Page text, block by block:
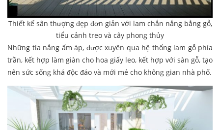
Thiết kế sân thượng đẹp đơn giản với lam chắn nắng bằng gỗ,
tiểu cảnh treo và cây phong thủy
Những tia nắng ấm áp, được xuyên qua hệ thống lam gỗ phía
trần, kết hợp làm giàn cho hoa giấy leo, kết hợp với sàn gỗ, tạo
nên sức sống khá độc đáo và mới mẻ cho không gian nhà phố.